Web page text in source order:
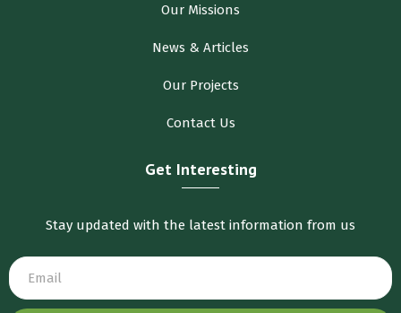
Our Missions
News & Articles
Our Projects
Contact Us
Get Interesting
Stay updated with the latest information from us